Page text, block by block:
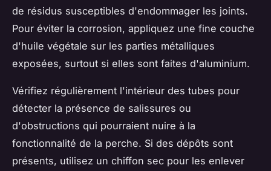
de résidus susceptibles d'endommager les joints.
Pour éviter la corrosion, appliquez une fine couche
d'huile végétale sur les parties métalliques
exposées, surtout si elles sont faites d'aluminium.
Vérifiez régulièrement l'intérieur des tubes pour
détecter la présence de salissures ou
d'obstructions qui pourraient nuire à la
fonctionnalité de la perche. Si des dépôts sont
présents, utilisez un chiffon sec pour les enlever